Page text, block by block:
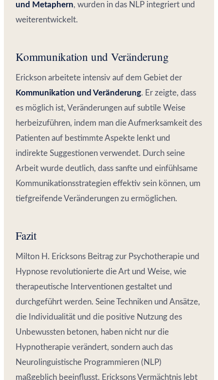
und Metaphern, wurden in das NLP integriert und
weiterentwickelt.
Kommunikation und Veränderung
Erickson arbeitete intensiv auf dem Gebiet der
Kommunikation und Veränderung. Er zeigte, dass
es möglich ist, Veränderungen auf subtile Weise
herbeizuführen, indem man die Aufmerksamkeit des
Patienten auf bestimmte Aspekte lenkt und
indirekte Suggestionen verwendet. Durch seine
Arbeit wurde deutlich, dass sanfte und einfühlsame
Kommunikationsstrategien effektiv sein können, um
tiefgreifende Veränderungen zu ermöglichen.
Fazit
Milton H. Ericksons Beitrag zur Psychotherapie und
Hypnose revolutionierte die Art und Weise, wie
therapeutische Interventionen gestaltet und
durchgeführt werden. Seine Techniken und Ansätze,
die Individualität und die positive Nutzung des
Unbewussten betonen, haben nicht nur die
Hypnotherapie verändert, sondern auch das
Neurolinguistische Programmieren (NLP)
maßgeblich beeinflusst. Ericksons Vermächtnis lebt